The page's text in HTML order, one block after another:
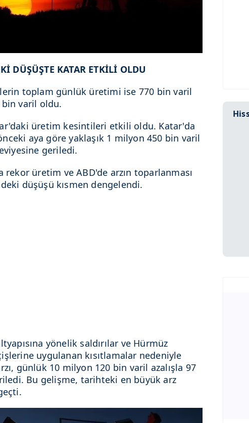
DÜŞÜŞTE KATAR ETKİLİ OLDU
toplam günlük üretimi ise 770 bin varil
varil oldu.
üretim kesintileri etkili oldu. Katar'da
aya göre yaklaşık 1 milyon 450 bin varil
geriledi.
rekor üretim ve ABD'de arzın toparlanması
düşüşü kısmen dengelendi.
yönelik saldırılar ve Hürmüz
uygulanan kısıtlamalar nedeniyle
günlük 10 milyon 120 bin varil azalışla 97
Bu gelişme, tarihteki en büyük arz